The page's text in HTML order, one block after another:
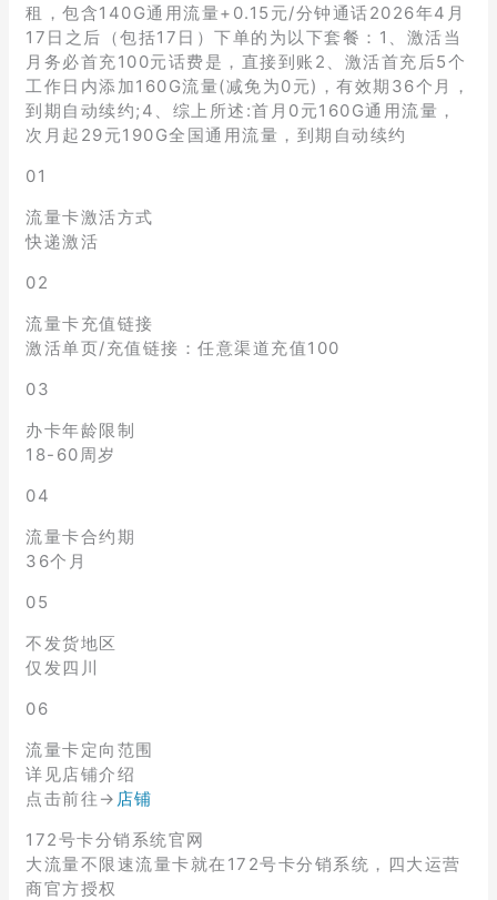
租，包含140G通用流量+0.15元/分钟通话2026年4月
17日之后（包括17日）下单的为以下套餐：1、激活当
月务必首充100元话费是，直接到账2、激活首充后5个
工作日内添加160G流量(减免为0元)，有效期36个月，
到期自动续约;4、综上所述:首月0元160G通用流量，
次月起29元190G全国通用流量，到期自动续约
01
流量卡激活方式
快递激活
02
流量卡充值链接
激活单页/充值链接：任意渠道充值100
03
办卡年龄限制
18-60周岁
04
流量卡合约期
36个月
05
不发货地区
仅发四川
06
流量卡定向范围
详见店铺介绍
点击前往→ 店铺
172号卡分销系统官网
大流量不限速流量卡就在172号卡分销系统，四大运营
商官方授权